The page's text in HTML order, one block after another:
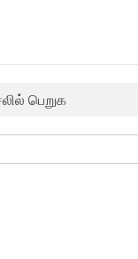
பெறுக